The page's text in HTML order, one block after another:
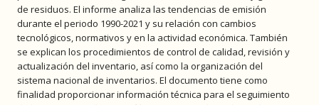
de residuos. El informe analiza las tendencias de emisión
durante el periodo 1990-2021 y su relación con cambios
tecnológicos, normativos y en la actividad económica. También
se explican los procedimientos de control de calidad, revisión y
actualización del inventario, así como la organización del
sistema nacional de inventarios. El documento tiene como
finalidad proporcionar información técnica para el seguimiento